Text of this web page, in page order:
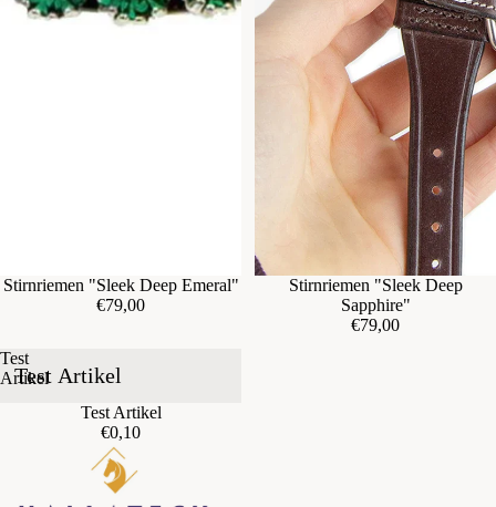
Stirnriemen "Sleek Deep Emeral"
€79,00
Stirnriemen "Sleek Deep
Sapphire"
€79,00
Test
Artikel
Test Artikel
Test Artikel
€0,10